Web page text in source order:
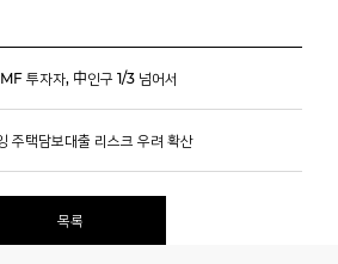
투자자, 中인구 1/3 넘어서
주택담보대출 리스크 우려 확산
목록